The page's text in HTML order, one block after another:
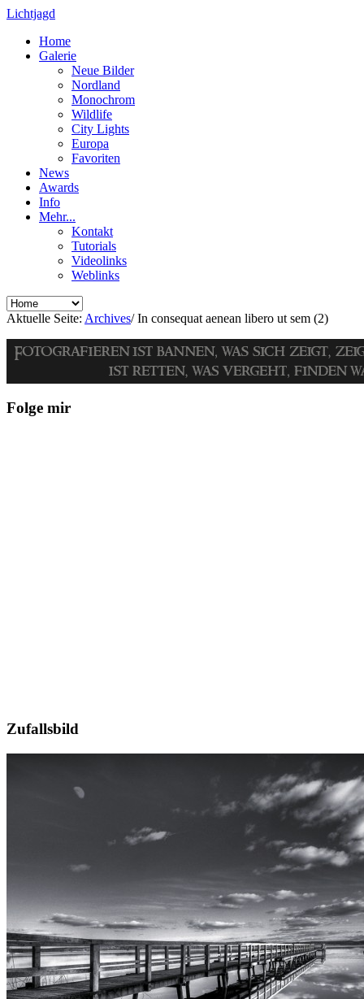
Lichtjagd
Home
Galerie
Neue Bilder
Nordland
Monochrom
Wildlife
City Lights
Europa
Favoriten
News
Awards
Info
Mehr...
Kontakt
Tutorials
Videolinks
Weblinks
Aktuelle Seite: Archives/In consequat aenean libero ut sem (2)
Folge mir
Zufallsbild